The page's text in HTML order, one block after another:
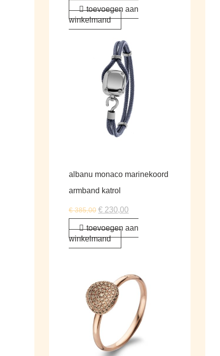
toevoegen aan
winkelmand
albanu monaco marinekoord
armband katrol
€385,00 € 230,00
toevoegen aan
winkelmand